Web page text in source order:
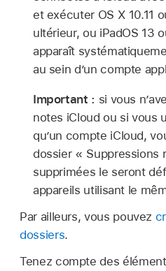
et exécuter OS X 10.11
ultérieur, ou iPadOS 13
apparaît
au sein d’un compte
Important : si vous
notes iCloud ou si vous
qu’un compte iCloud,
dossier « Suppressions
supprimées le seront
appareils utilisant le
Par ailleurs, vous pouvez
dossiers.
Tenez compte des